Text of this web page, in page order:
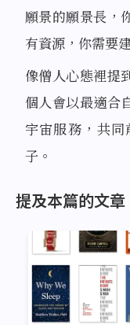
願景的願景長，
有資源，你需要
像僧人心態裡提
個人會以最適合
宇宙服務，共
子。
提及本篇的文章